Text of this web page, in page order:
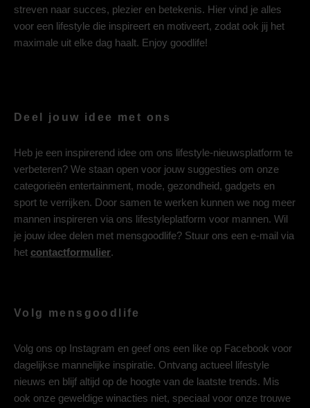
streven naar succes, plezier en betekenis. Hier vind je alles
voor een lifestyle die inspireert en motiveert, zodat ook jij het
maximale uit elke dag haalt. Enjoy goodlife!
Deel jouw idee met ons
Heb je een inspirerend idee om ons lifestyle-nieuwsplatform te
verbeteren? We staan open voor jouw suggesties om onze
categorieën entertainment, mode, gezondheid, gadgets en
sport te verrijken. Door samen te werken kunnen we nog meer
mannen inspireren via ons lifestyleplatform voor mannen. Wil
je jouw idee delen met mensgoodlife? Stuur ons een e-mail via
het contactformulier.
Volg mensgoodlife
Volg ons op Instagram en geef ons een like op Facebook voor
dagelijkse mannelijke inspiratie. Ontvang actueel lifestyle
nieuws en blijf altijd op de hoogte van de laatste trends. Mis
ook onze geweldige winacties niet, speciaal voor onze trouwe